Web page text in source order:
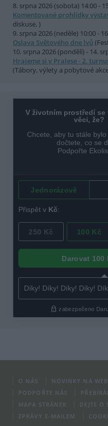
8. srpna 2026 (sobota) 14:00 -
Komentované prohlídky
diskuse, )
9. srpna 2026 (neděle) 10:00 -
Oslava Světového dne lvů
10. srpna 2026 (pondělí) - 14.
Hrajeme si v Pralese - 2.
(Tábory, výlety a pobytové
O NÁS NOVINKY NA
PODPOŘTE NÁS
MAPA STRÁNEK
DEJTE O
ZPRÁVY E-MAILEM